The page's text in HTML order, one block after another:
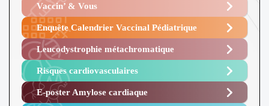
Vaccin’ & Vous
Enquête Calendrier Vaccinal Pédiatrique
Leucodystrophie métachromatique
Risques cardiovasculaires
E-poster Amylose cardiaque ​